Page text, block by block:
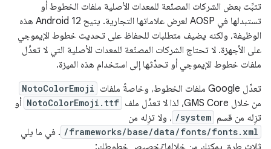
تثبِّت بعض الشركات المصنّعة للمعدات الأصلية ملفات الخطوط أو
تستبدلها في AOSP لعرض علاماتها التجارية. يتيح Android 12 هذه
الوظيفة، ولكنه يضيف متطلبات للحفاظ على تحديث خطوط الإيموجي
على الأجهزة. لا تحتاج الشركات المصنّعة للمعدات الأصلية التي لا تعدِّل
ملفات خطوط الإيموجي أو تحدِّثها إلى استخدام هذه الميزة.
تعدِّل Google ملفات الخطوط، وخاصةً ملفات
NotoColorEmoji
من خلال GMS Core، لذا لا تعدِّل ملف NotoColorEmoji.ttf أو
تزِله من قسم /system ، ولا تزِله من
/frameworks/base/data/fonts/fonts.xml . في ما يلي
ثلاث طرق يمكنك من خلالهاتخصيص خطوطك: